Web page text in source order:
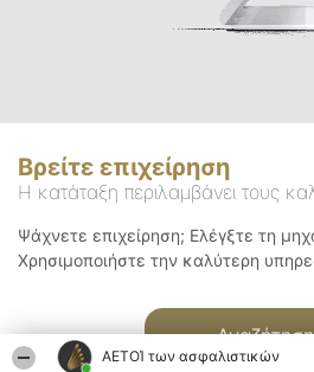
ΑΕΤΟΊ των ασφαλιστικών
Βρείτε επιχείρηση
Η κατάταξη περιλαμβάνει τους
Ψάχνετε επιχείρηση; Ελέγξτε τη
Χρησιμοποιήστε την καλύτερη
Αναζήτηση